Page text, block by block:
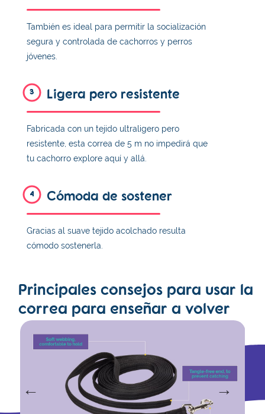
También es ideal para permitir la socialización
segura y controlada de cachorros y perros
jóvenes.
3 Ligera pero resistente
Fabricada con un tejido ultraligero pero
resistente, esta correa de 5 m no impedirá que
tu cachorro explore aquí y allá.
4 Cómoda de sostener
Gracias al suave tejido acolchado resulta
cómodo sostenerla.
Principales consejos para usar la
correa para enseñar a volver